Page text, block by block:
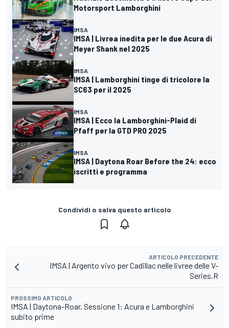
Motorsport Lamborghini
IMSA
IMSA | Livrea inedita per le due Acura di
Meyer Shank nel 2025
IMSA
IMSA | Lamborghini tinge di tricolore la
SC63 per il 2025
IMSA
IMSA | Ecco la Lamborghini-Plaid di
Pfaff per la GTD PRO 2025
IMSA
IMSA | Daytona Roar Before the 24: ecco
iscritti e programma
Condividi o salva questo articolo
ARTICOLO PRECEDENTE
IMSA | Argento vivo per Cadillac nelle livree delle V-
Series.R
PROSSIMO ARTICOLO
IMSA | Daytona-Roar, Sessione 1: Acura e Lamborghini
subito prime